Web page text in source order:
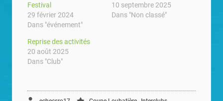
Festival
29 février 2024
Dans "événement"
10 septembre 2025
Dans "Non classé"
Reprise des activités
20 août 2025
Dans "Club"